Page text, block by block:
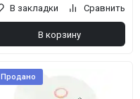
В закладки Сравнить
В корзину
Продано